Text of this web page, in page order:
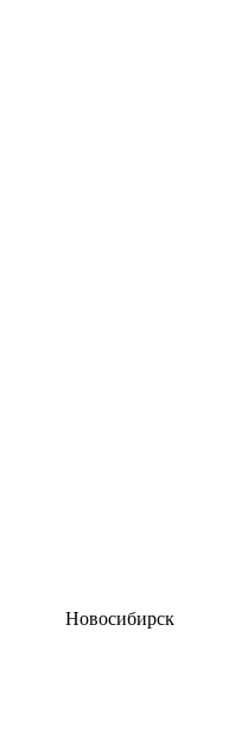
Новосибирск